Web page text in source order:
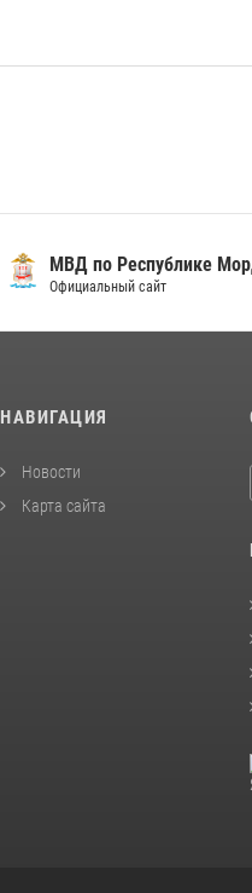
МВД по Республике
Официальный сайт
НАВИГАЦИЯ
Новости
Карта сайта